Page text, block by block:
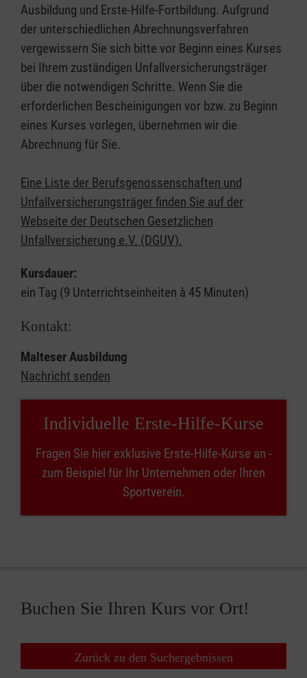
Ausbildung und Erste-Hilfe-Fortbildung. Aufgrund
der unterschiedlichen Abrechnungsverfahren
vergewissern Sie sich bitte vor Beginn eines Kurses
bei Ihrem zuständigen Unfallversicherungsträger
über die notwendigen Schritte. Wenn Sie die
erforderlichen Bescheinigungen vor bzw. zu Beginn
eines Kurses vorlegen, übernehmen wir die
Abrechnung für Sie.
Eine Liste der Berufsgenossenschaften und
Unfallversicherungsträger finden Sie auf der
Webseite der Deutschen Gesetzlichen
Unfallversicherung e.V. (DGUV).
Kursdauer:
ein Tag (9 Unterrichtseinheiten à 45 Minuten)
Kontakt:
Malteser Ausbildung
Nachricht senden
Individuelle Erste-Hilfe-Kurse
Fragen Sie hier exklusive Erste-Hilfe-Kurse an -
zum Beispiel für Ihr Unternehmen oder Ihren
Sportverein.
Buchen Sie Ihren Kurs vor Ort!
Zurück zu den Suchergebnissen